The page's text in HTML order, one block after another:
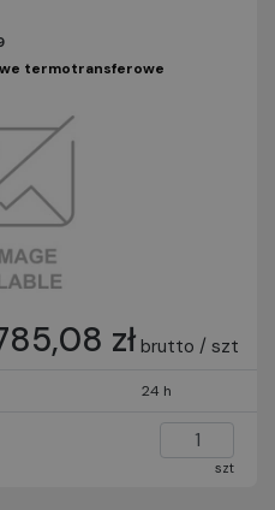
termotransferowe
zł brutto / szt
24 h
szt